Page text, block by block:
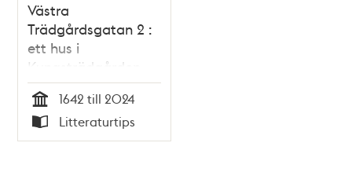
Västra
Trädgårdsgatan 2 :
ett hus i
Kungsträdgården
Tid
1642 till 2024
Typ
Litteraturtips